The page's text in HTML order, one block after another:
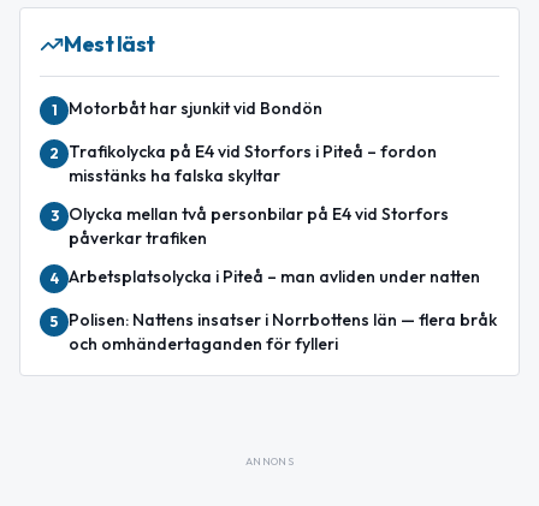
Mest läst
1 Motorbåt har sjunkit vid Bondön
2
Trafikolycka på E4 vid Storfors i Piteå – fordon
misstänks ha falska skyltar
3
Olycka mellan två personbilar på E4 vid Storfors
påverkar trafiken
4 Arbetsplatsolycka i Piteå – man avliden under natten
5
Polisen: Nattens insatser i Norrbottens län — flera bråk
och omhändertaganden för fylleri
ANNONS